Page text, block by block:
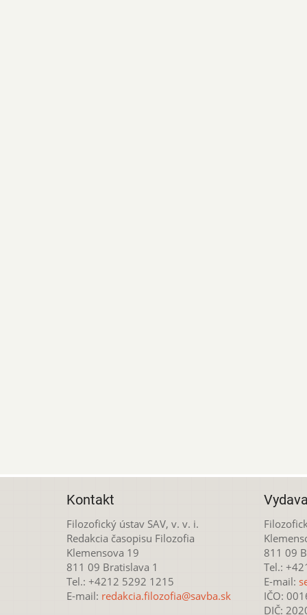
Kontakt
Filozofický ústav SAV, v. v. i.
Redakcia časopisu Filozofia
Klemensova 19
811 09 Bratislava 1
Tel.: +4212 5292 1215
E-mail: redakcia.filozofia@savba.sk
811 09
Tel.:
E-mail:
IČO:
DIČ: